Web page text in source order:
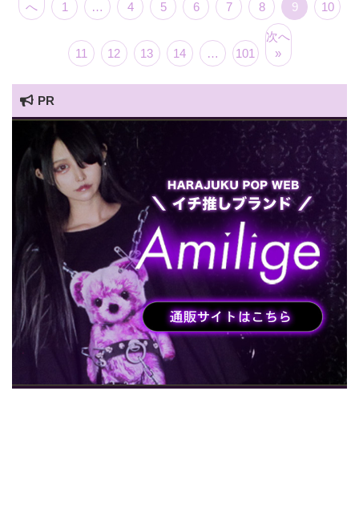
へ
1 … 4 5 6 7 8 9 10
11 12 13 14 … 101
次へ
»
PR
HARAJUKU POP TV